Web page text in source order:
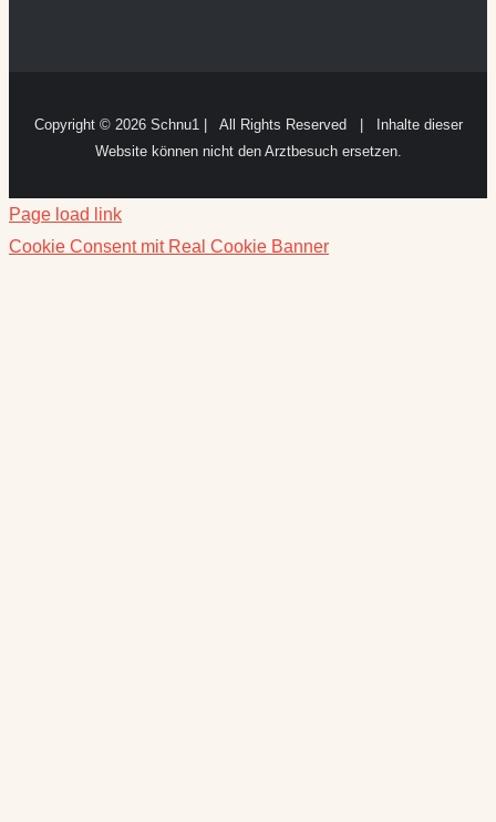
Copyright © 2026 Schnu1 | All Rights Reserved | Inhalte dieser
Website können nicht den Arztbesuch ersetzen.
Page load link
Cookie Consent mit Real Cookie Banner